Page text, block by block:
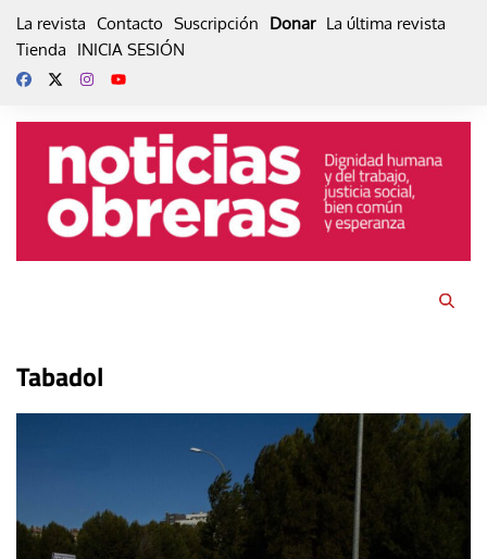
La revista Contacto Suscripción Donar La última revista
Tienda
INICIA SESIÓN
Tabadol